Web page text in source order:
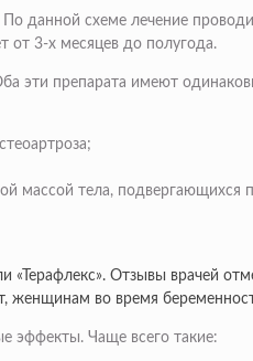
данной схеме лечение
от 3-х месяцев до полугода.
эти препарата имеют
массой тела,
Отзывы врачей
женщинам во время
эффекты. Чаще всего такие: